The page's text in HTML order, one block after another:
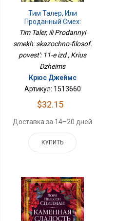
Тим Талер, Или
Проданный Смех:
Сказочно-Философ.
Повесть: 11-Е Изд
Tim Taler, ili Prodannyi
smekh: skazochno-filosof.
povest': 11-e izd , Krius
Dzheims
Крюс Джеймс
Артикул: 1513660
$32.15
Доставка за 14–20 дней
КУПИТЬ